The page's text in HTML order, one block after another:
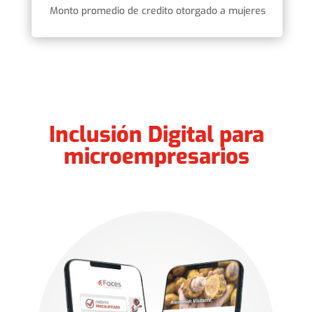
Monto promedio de credito otorgado a mujeres
Inclusión Digital para
microempresarios